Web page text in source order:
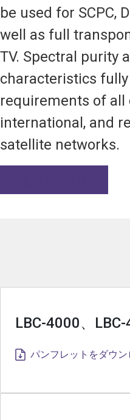
be used for SCPC,
well as full
TV. Spectral purity
characteristics
requirements of all
international, and
satellite networks.
LBC-4000、
パンフレットをダウン